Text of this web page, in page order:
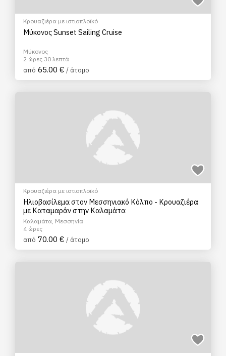
Κρουαζιέρα με ιστιοπλοϊκό
Mύκονος Sunset Sailing Cruise
Μύκονος
2 ώρες 30 λεπτά
από 65.00 € / άτομο
Κρουαζιέρα με ιστιοπλοϊκό
Ηλιοβασίλεμα στον Μεσσηνιακό Κόλπο - Κρουαζιέρα
με Καταμαράν στην Καλαμάτα
Καλαμάτα, Μεσσηνία
4 ώρες
από 70.00 € / άτομο